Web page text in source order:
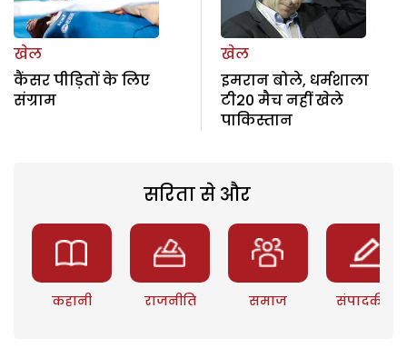
खेल
कैंसर पीड़ितों के लिए
संग्राम
खेल
इमरान बोले, धर्मशाला
टी20 मैच नहीं खेले
पाकिस्तान
सरिता से और
कहानी राजनीति समाज संपादकीय